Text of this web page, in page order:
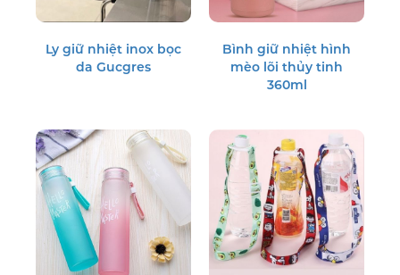
Ly giữ nhiệt inox bọc
da Gucgres
Bình giữ nhiệt hình
mèo lõi thủy tinh
360ml